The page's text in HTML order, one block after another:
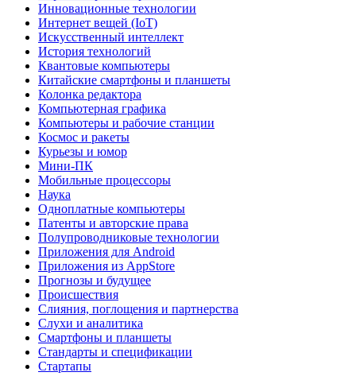
Инновационные технологии
Интернет вещей (IoT)
Искусственный интеллект
История технологий
Квантовые компьютеры
Китайские смартфоны и планшеты
Колонка редактора
Компьютерная графика
Компьютеры и рабочие станции
Космос и ракеты
Курьезы и юмор
Мини-ПК
Мобильные процессоры
Наука
Одноплатные компьютеры
Патенты и авторские права
Полупроводниковые технологии
Приложения для Android
Приложения из AppStore
Прогнозы и будущее
Происшествия
Слияния, поглощения и партнерства
Слухи и аналитика
Смартфоны и планшеты
Стандарты и спецификации
Стартапы